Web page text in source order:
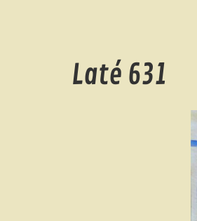
Laté 631